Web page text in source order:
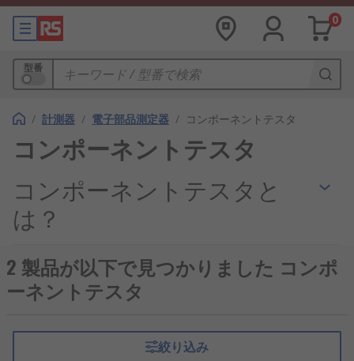
0
型番
/ 計測器 / 電子部品測定器 / コンポーネントテスタ
コンポーネントテスタ
コンポーネントテスタと
は？
コンポーネントテスタは、IC（集積回路）および
SMD（サービスマウント機器）をテストし、さまざ
まな電気パラメータを測定するために使用する
ード、継続性などです。さまざまな機器のコンポー
ネント/ICテストデバイスを用意しています。その多
2 製品が以下で見つかりました コンポ
ーネントテスタ
絞り込み